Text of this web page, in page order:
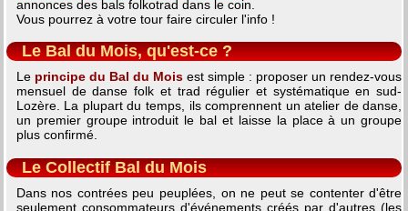
annonces des bals folkotrad dans le coin.
Vous pourrez à votre tour faire circuler l'info !
Le Bal du Mois, qu'est-ce ?
Le principe du Bal du Mois est simple : proposer un rendez-vous
mensuel de danse folk et trad régulier et systématique en sud-
Lozère. La plupart du temps, ils comprennent un atelier de danse,
un premier groupe introduit le bal et laisse la place à un groupe
plus confirmé.
Le Collectif Bal du Mois
Dans nos contrées peu peuplées, on ne peut se contenter d'être
seulement consommateurs d'événements créés par d'autres (les